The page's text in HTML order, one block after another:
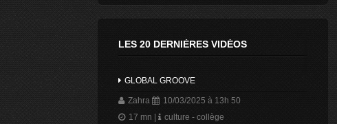
LES 20 DERNIÈRES VIDÉOS
GLOBAL GROOVE
Zahra
10/03/2025 à 13h 50
17 mn
culture - collège